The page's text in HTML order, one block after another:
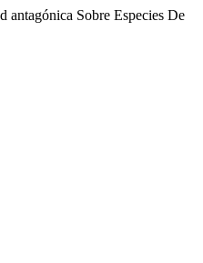
Sobre Especies De